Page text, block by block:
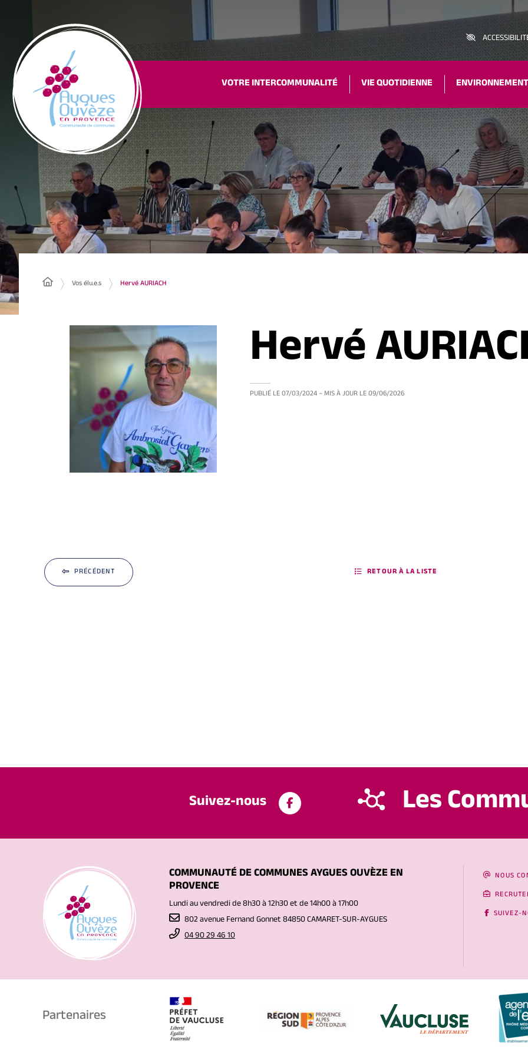
VOTRE INTERCOMMUNALITÉ VIE QUOTIDIENNE
Vos élu.e.s Hervé AURIACH
Hervé
PUBLIÉ LE07/03/2024 – MIS À JOUR LE09/06/2026
PRÉCÉDENT RETOUR À LA LISTE
Suivez-nous Les
COMMUNAUTÉ DE COMMUNES AYGUES OUVÈZE EN
PROVENCE
Lundi au vendredi de 8h30 à 12h30 et de 14h00 à 17h00
802 avenue Fernand Gonnet 84850 CAMARET-SUR-AYGUES
04 90 29 46 10
NOUS
SUIVEZ-
Partenaires